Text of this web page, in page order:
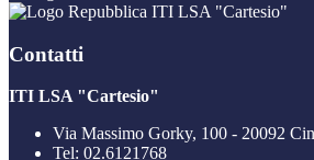
ITI LSA "Cartesio"
Contatti
ITI LSA "Cartesio"
Via Massimo Gorky, 100 - 20092
Tel: 02.6121768